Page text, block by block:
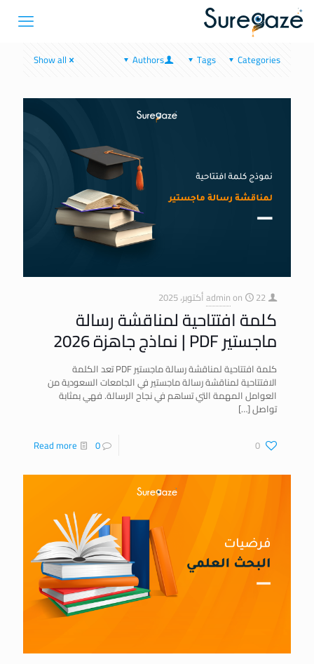
Categories
Tags
Authors
Show all
adminon 22 أكتوبر، 2025
كلمة افتتاحية لمناقشة رسالة
ماجستير PDF | نماذج جاهزة 2026
كلمة افتتاحية لمناقشة رسالة ماجستير PDF تعد الكلمة
الافتتاحية لمناقشة رسالة ماجستير في الجامعات السعودية من
العوامل المهمة التي تساهم في نجاح الرسالة. فهي بمثابة
تواصل[…]
0
0
Read more